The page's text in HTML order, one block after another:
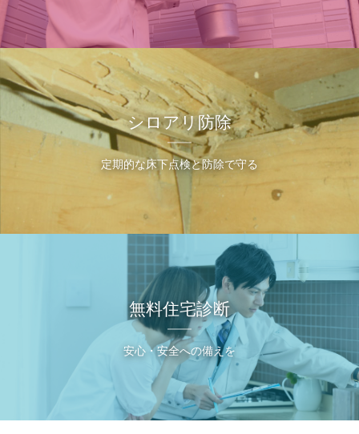
シロアリ防除
定期的な床下点検と防除で守る
無料住宅診断
安心・安全への備えを